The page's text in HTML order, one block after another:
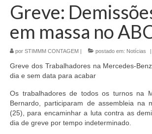
Greve:
em massa no
por STIMMM CONTAGEM | postado em: Notícias |
Greve dos Trabalhadores na Mercedes-
dia e sem data para acabar
Os trabalhadores de todos os turnos na
Bernardo, participaram de assembleia na
(25), para encaminhar a luta contra as
dia de greve por tempo indeterminado.